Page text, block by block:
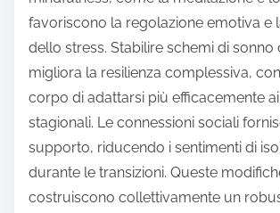
favoriscono la regolazione emotiva e
dello stress. Stabilire schemi di sonno
migliora la resilienza complessiva,
corpo di adattarsi più efficacemente
stagionali. Le connessioni sociali
supporto, riducendo i sentimenti di
durante le transizioni. Queste
costruiscono collettivamente un